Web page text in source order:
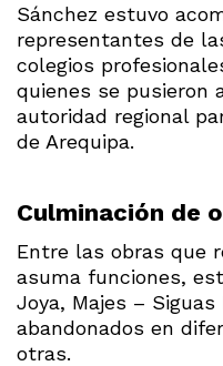
Sánchez estuvo
representantes de
colegios
quienes se pusieron
autoridad regional
de Arequipa.
Culminación de
Entre las obras que
asuma funciones,
Joya, Majes –
abandonados en
otras.